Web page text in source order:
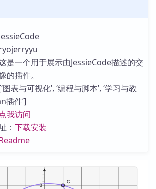
是一个用于展示由JessieCode描述的交
的插件。
表与可视化’, ‘编程与脚本’, ‘学习与教
插件’]
点我访问
： 下载安装
Readme